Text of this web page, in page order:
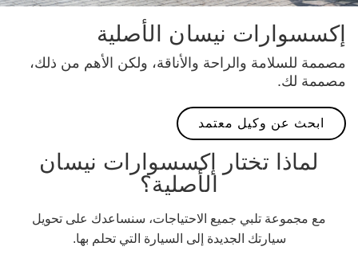
إكسسوارات نيسان الأصلية
مصممة للسلامة والراحة والأناقة، ولكن الأهم من ذلك،
مصممة لك.
ابحث عن وكيل معتمد
لماذا تختار إكسسوارات نيسان
الأصلية؟
مع مجموعة تلبي جميع الاحتياجات، سنساعدك على تحويل
سيارتك الجديدة إلى السيارة التي تحلم بها.